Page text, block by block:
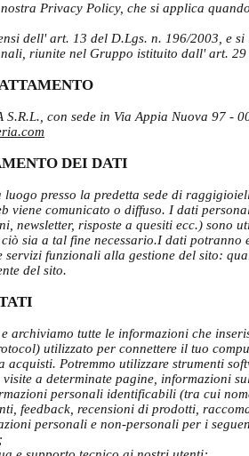
Privacy Policy, che si applica
dell' art. 13 del D.Lgs. n. 196/2003, e
riunite nel Gruppo istituito dall' art.
S.R.L., con sede in Via Appia Nuova 97 -
DEI DATI
presso la predetta sede di
viene comunicato o diffuso. I dati
newsletter, risposte a quesiti ecc.) sono
sia a tal fine necessario.I dati
servizi funzionali alla gestione del sito:
del sito.
archiviamo tutte le informazioni che
utilizzato per connettere il tuo
acquisti. Potremmo utilizzare strumenti
a determinate pagine, informazioni
personali identificabili (tra cui
feedback, recensioni di prodotti,
personali e non-personali per i